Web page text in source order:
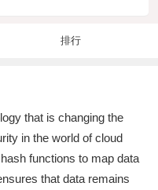
排行
that is changing the
in the world of cloud
functions to map data
that data remains